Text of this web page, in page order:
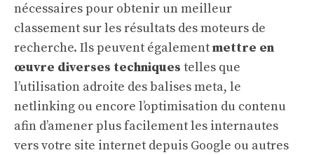
nécessaires pour obtenir un meilleur
classement sur les résultats des moteurs de
recherche. Ils peuvent égalementmettre en
œuvre diverses techniques telles que
l’utilisation adroite des balises meta, le
netlinking ou encore l’optimisation du contenu
afin d’amener plus facilement les internautes
vers votre site internet depuis Google ou autres